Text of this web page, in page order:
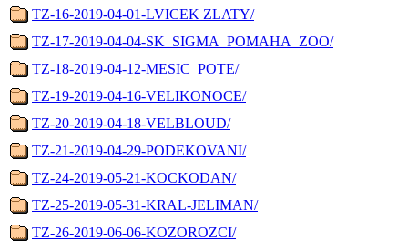
TZ-16-2019-04-01-LVICEK ZLATY/
TZ-17-2019-04-04-SK_SIGMA_POMAHA_ZOO/
TZ-18-2019-04-12-MESIC_POTE/
TZ-19-2019-04-16-VELIKONOCE/
TZ-20-2019-04-18-VELBLOUD/
TZ-21-2019-04-29-PODEKOVANI/
TZ-24-2019-05-21-KOCKODAN/
TZ-25-2019-05-31-KRAL-JELIMAN/
TZ-26-2019-06-06-KOZOROZCI/